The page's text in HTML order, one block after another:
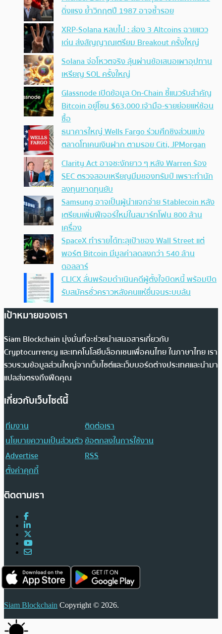
ดิ่งแรง ย้ำวิกฤตปี 1987 อาจซ้ำรอย
XRP-Solana หลบไป : ส่อง 3 Altcoins ฉายแวว
เด่น ส่งสัญญาณเตรียม Breakout ครั้งใหญ่
Solana จ่อโหวตจริง ลุ้นผ่านข้อเสนอเผาอุปทาน
เหรียญ SOL ครั้งใหญ่
Glassnode เปิดข้อมูล On-Chain ชี้แนวรับสำคัญ
Bitcoin อยู่โซน $63,000 เจ้ามือ-รายย่อยแห่ช้อน
ซื้อ
ธนาคารใหญ่ Wells Fargo ร่วมศึกชิงส่วนแบ่ง
ตลาดโทเคนเงินฝาก ตามรอย Citi, JPMorgan
Clarity Act อาจชะงักยาว ๆ หลัง Warren ร้อง
SEC ตรวจสอบเหรียญมีมของทรัมป์ เพราะทำนัก
ลงทุนขาดทุนยับ
Samsung อาจเป็นผู้นำแจกจ่าย Stablecoin หลัง
เตรียมเพิ่มฟีเจอร์ใหม่ในสมาร์ทโฟน 800 ล้าน
เครื่อง
SpaceX ทำรายได้ทะลุเป้าของ Wall Street แต่
พอร์ต Bitcoin มีมูลค่าลดลงกว่า 540 ล้าน
ดอลลาร์
CLICX ลั่นพร้อมดำเนินคดีผู้ตั้งใจบิดหนี้ พร้อมปิด
รับสมัครชั่วคราวหลังคนแห่ยื่นจนระบบล้น
เป้าหมายของเรา
Siam Blockchain มุ่งมั่นที่จะช่วยนำเสนอสารเกี่ยวกับ
Cryptocurrency และเทคโนโลยีบล็อกเชนเพื่อคนไทย ในภาษาไทย เรา
รวบรวมข้อมูลส่วนใหญ่จากเว็บไซต์และเว็บบอร์ดต่างประเทศและนำมา
แปลส่งตรงถึงฟีดคุณ
เกี่ยวกับเว็บไซต์นี้
ทีมงาน
ติดต่อเรา
นโยบายความเป็นส่วนตัวข้อตกลงในการใช้งาน
Advertise
RSS
ตั้งค่าคุกกี้
ติดตามเรา
Siam Blockchain Copyright © 2026.